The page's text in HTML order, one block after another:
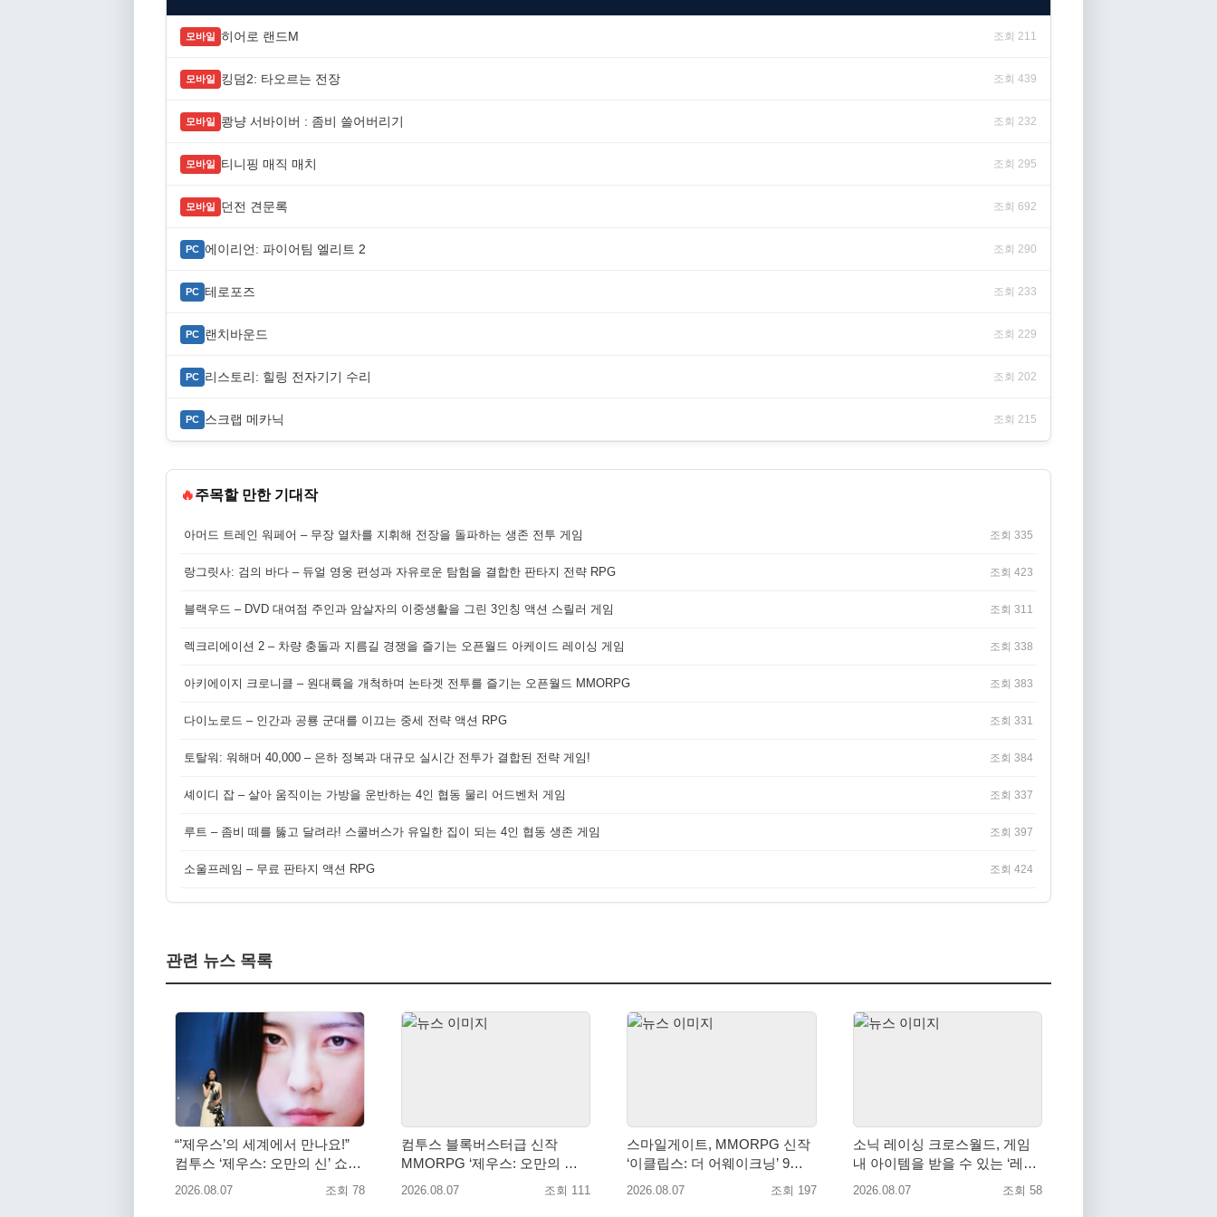
모바일 히어로 랜드M 조회 211
모바일 킹덤2: 타오르는 전장 조회 439
모바일 쾅냥 서바이버 : 좀비 쓸어버리기 조회 232
모바일 티니핑 매직 매치 조회 295
모바일 던전 견문록 조회 692
PC 에이리언: 파이어팀 엘리트 2 조회 290
PC 테로포즈 조회 233
PC 랜치바운드 조회 229
PC 리스토리: 힐링 전자기기 수리 조회 202
PC 스크랩 메카닉 조회 215
🔥주목할 만한 기대작
아머드 트레인 워페어 – 무장 열차를 지휘해 전장을 돌파하는 생존 전투 게임 조회 335
랑그릿사: 검의 바다 – 듀얼 영웅 편성과 자유로운 탐험을 결합한 판타지 전략 RPG 조회 423
블랙우드 – DVD 대여점 주인과 암살자의 이중생활을 그린 3인칭 액션 스릴러 게임 조회 311
렉크리에이션 2 – 차량 충돌과 지름길 경쟁을 즐기는 오픈월드 아케이드 레이싱 게임 조회 338
아키에이지 크로니클 – 원대륙을 개척하며 논타겟 전투를 즐기는 오픈월드 MMORPG 조회 383
다이노로드 – 인간과 공룡 군대를 이끄는 중세 전략 액션 RPG 조회 331
토탈워: 워해머 40,000 – 은하 정복과 대규모 실시간 전투가 결합된 전략 게임! 조회 384
셰이디 잡 – 살아 움직이는 가방을 운반하는 4인 협동 물리 어드벤처 게임 조회 337
루트 – 좀비 떼를 뚫고 달려라! 스쿨버스가 유일한 집이 되는 4인 협동 생존 게임 조회 397
소울프레임 – 무료 판타지 액션 RPG 조회 424
관련 뉴스 목록
“’제우스’의 세계에서 만나요!”
컴투스 ‘제우스: 오만의 신’ 쇼케
이스 찾은 배우 박지현
2026.08.07 조회 78
컴투스 블록버스터급 신작
MMORPG ‘제우스: 오만의 신’,
8월 26일 출시!
2026.08.07 조회 111
스마일게이트, MMORPG 신작
‘이클립스: 더 어웨이크닝’ 9월
10일 론칭!
2026.08.07 조회 197
소닉 레이싱 크로스월드, 게임
내 아이템을 받을 수 있는 ‘레전
드 대회 라운드 7’ 개최!
2026.08.07 조회 58